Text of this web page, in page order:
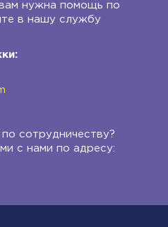
нужна помощь по
в нашу службу
сотрудничеству?
с нами по адресу: